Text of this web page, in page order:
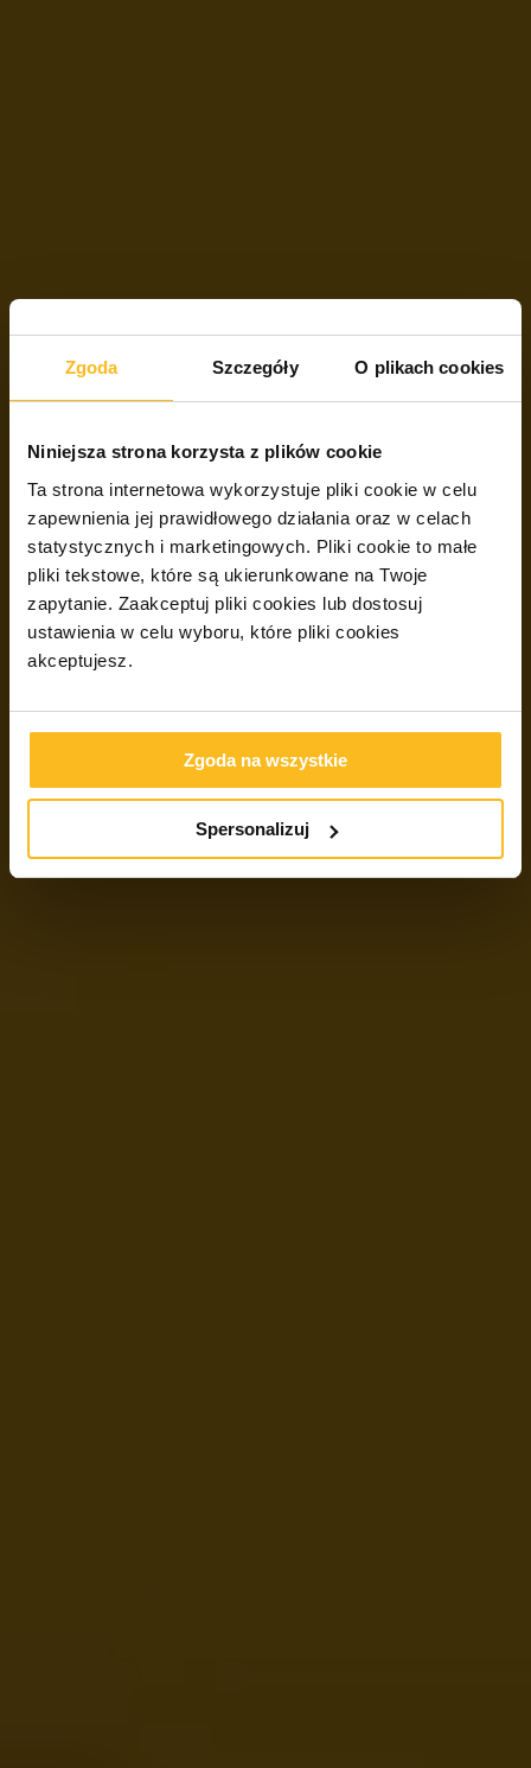
Zgoda Szczegóły O plikach cookies
Niniejsza strona korzysta z plików cookie
Ta strona internetowa wykorzystuje pliki cookie w celu
zapewnienia jej prawidłowego działania oraz w celach
statystycznych i marketingowych. Pliki cookie to małe
pliki tekstowe, które są ukierunkowane na Twoje
zapytanie. Zaakceptuj pliki cookies lub dostosuj
ustawienia w celu wyboru, które pliki cookies
akceptujesz.
Zgoda na wszystkie
Spersonalizuj